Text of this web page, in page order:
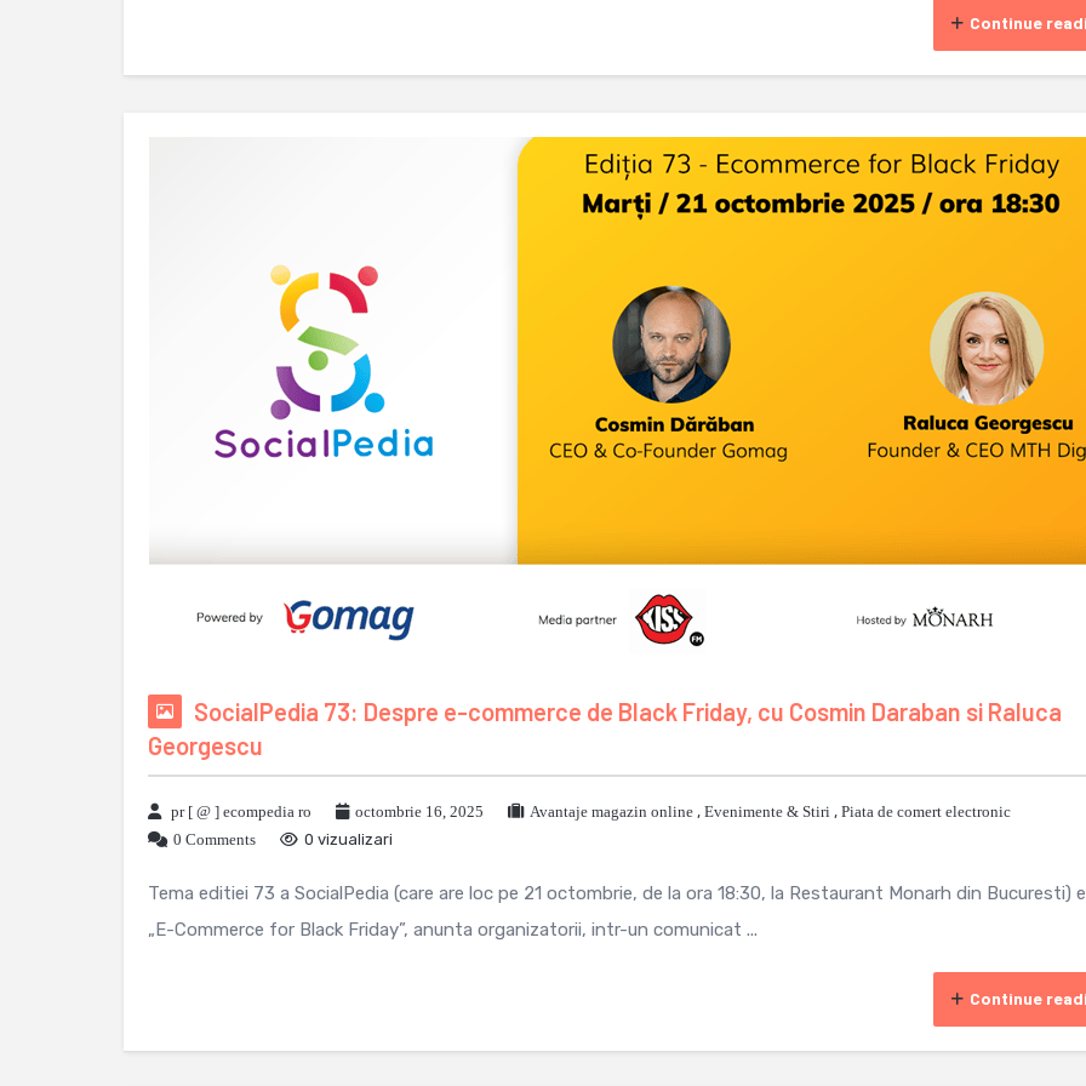
Continue
SocialPedia 73: Despre e-commerce de Black Friday, cu Cosmin Daraban si Raluca
Georgescu
pr [ @ ] ecompedia ro octombrie 16, 2025 Avantaje magazin online , Evenimente & Stiri , Piata de comert electronic
0 Comments
0 vizualizari
Tema editiei 73 a SocialPedia (care are loc pe 21 octombrie, de la ora 18:30, la Restaurant Monarh din Bucuresti)
„E-Commerce for Black Friday”, anunta organizatorii, intr-un comunicat ...
Continue